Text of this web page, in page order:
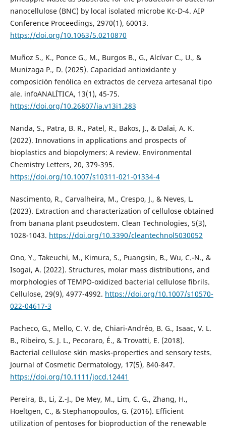
nanocellulose (BNC) by local isolated microbe Kc-D-4. AIP
Conference Proceedings, 2970(1), 60013.
https://doi.org/10.1063/5.0210870
Muñoz S., K., Ponce G., M., Burgos B., G., Alcívar C., U., &
Munizaga P., D. (2025). Capacidad antioxidante y
composición fenólica en extractos de cerveza artesanal tipo
ale. infoANALÍTICA, 13(1), 45-75.
https://doi.org/10.26807/ia.v13i1.283
Nanda, S., Patra, B. R., Patel, R., Bakos, J., & Dalai, A. K.
(2022). Innovations in applications and prospects of
bioplastics and biopolymers: A review. Environmental
Chemistry Letters, 20, 379-395.
https://doi.org/10.1007/s10311-021-01334-4
Nascimento, R., Carvalheira, M., Crespo, J., & Neves, L.
(2023). Extraction and characterization of cellulose obtained
from banana plant pseudostem. Clean Technologies, 5(3),
1028-1043. https://doi.org/10.3390/cleantechnol5030052
Ono, Y., Takeuchi, M., Kimura, S., Puangsin, B., Wu, C.-N., &
Isogai, A. (2022). Structures, molar mass distributions, and
morphologies of TEMPO-oxidized bacterial cellulose fibrils.
Cellulose, 29(9), 4977-4992. https://doi.org/10.1007/s10570-
022-04617-3
Pacheco, G., Mello, C. V. de, Chiari-Andréo, B. G., Isaac, V. L.
B., Ribeiro, S. J. L., Pecoraro, É., & Trovatti, E. (2018).
Bacterial cellulose skin masks-properties and sensory tests.
Journal of Cosmetic Dermatology, 17(5), 840-847.
https://doi.org/10.1111/jocd.12441
Pereira, B., Li, Z.-J., De Mey, M., Lim, C. G., Zhang, H.,
Hoeltgen, C., & Stephanopoulos, G. (2016). Efficient
utilization of pentoses for bioproduction of the renewable